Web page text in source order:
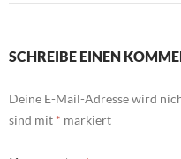
SCHREIBE EINEN
Deine E-Mail-Adresse wird
sind mit * markiert